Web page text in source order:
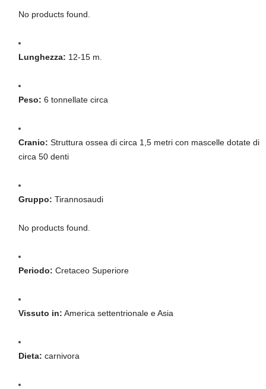
No products found.
Lunghezza: 12-15 m.
Peso: 6 tonnellate circa
Cranio: Struttura ossea di circa 1,5 metri con mascelle dotate di
circa 50 denti
Gruppo: Tirannosaudi
No products found.
Periodo: Cretaceo Superiore
Vissuto in: America settentrionale e Asia
Dieta: carnivora